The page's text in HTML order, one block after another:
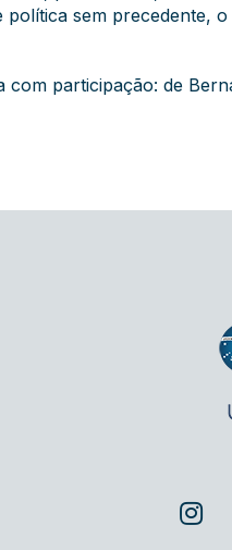
política sem precedente,
com participação: de